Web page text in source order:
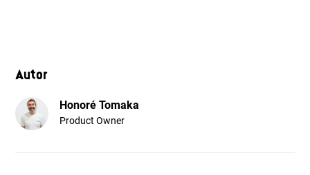
Autor
Honoré Tomaka
Product Owner